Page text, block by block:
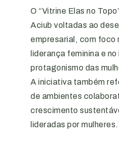
O “Vitrine Elas no
Aciub voltadas ao
empresarial, com foco
liderança feminina e
protagonismo das
A iniciativa também
de ambientes
crescimento
lideradas por mulheres.